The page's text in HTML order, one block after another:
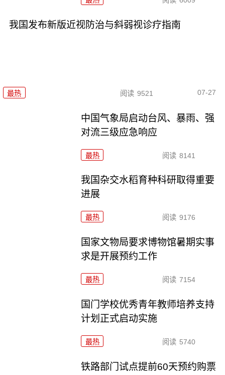
我国发布新版近视防治与斜弱视诊疗指南
最热 阅读 9521 07-27
中国气象局启动台风、暴雨、强
对流三级应急响应
最热 阅读 8141
我国杂交水稻育种科研取得重要
进展
最热 阅读 9176
国家文物局要求博物馆暑期实事
求是开展预约工作
最热 阅读 7154
国门学校优秀青年教师培养支持
计划正式启动实施
最热 阅读 5740
铁路部门试点提前60天预约购票